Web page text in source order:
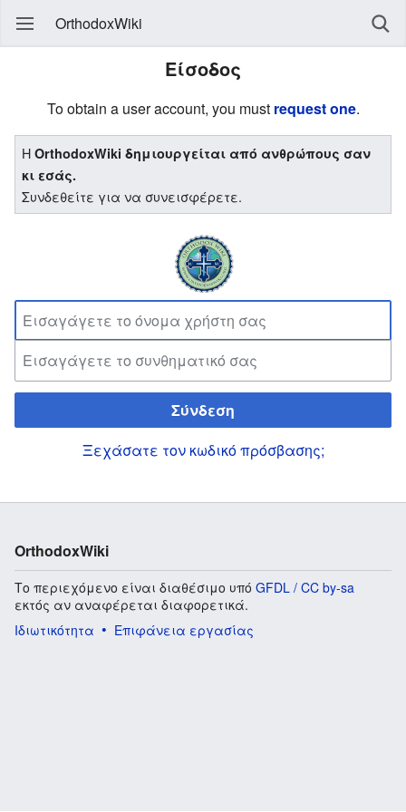
OrthodoxWiki
Είσοδος
To obtain a user account, you must request one.
ΗOrthodoxWiki δημιουργείται από ανθρώπους σαν
κι εσάς.
Συνδεθείτε για να συνεισφέρετε.
Σύνδεση
Ξεχάσατε τον κωδικό πρόσβασης;
OrthodoxWiki
Το περιεχόμενο είναι διαθέσιμο υπό GFDL / CC by-sa
εκτός αν αναφέρεται διαφορετικά.
Ιδιωτικότητα
Επιφάνεια εργασίας